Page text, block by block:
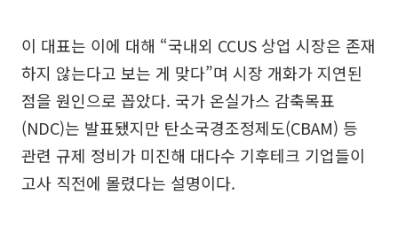
이 대표는 이에 대해 “국내외 CCUS 상업 시장은 존재
하지 않는다고 보는 게 맞다”며 시장 개화가 지연된
점을 원인으로 꼽았다. 국가 온실가스 감축목표
(NDC)는 발표됐지만 탄소국경조정제도(CBAM) 등
관련 규제 정비가 미진해 대다수 기후테크 기업들이
고사 직전에 몰렸다는 설명이다.